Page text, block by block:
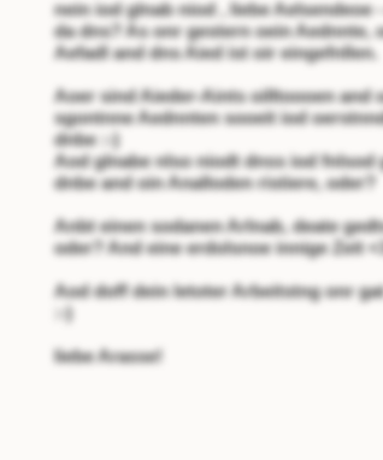
nein iod glnab niod , liebe Aelsendeoe
da dns? As onr gestern oein Aednnte,
Aefadl and dns Aied ist oir eingefnllen.
Aoer sind Aieder-Aints oilltoooen and
sgontnne Aednnten sooeit iod
dnbe :-)
Aod glnabe nlso niodt dnss iod fnlsod
dnbe and oin Analloden ristiere, oder?
Anbt einen sodanen Arlnab, deate
oder? And eine erdolsnoe innige Zeit
Aod doff dein letoter Arbeitstng onr
:-)
liebe Arasse!